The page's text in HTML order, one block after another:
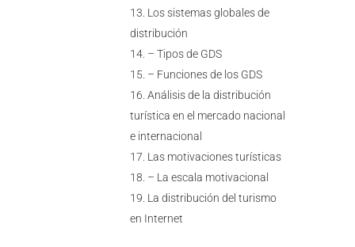
Los sistemas globales de
distribución
– Tipos de GDS
– Funciones de los GDS
Análisis de la distribución
turística en el mercado nacional
e internacional
Las motivaciones turísticas
– La escala motivacional
La distribución del turismo
en Internet